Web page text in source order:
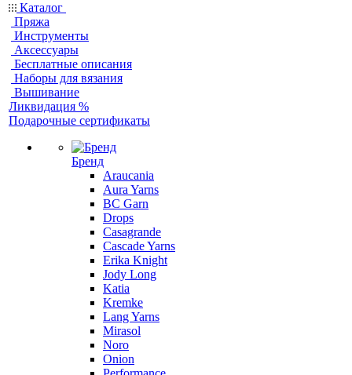
Каталог
Пряжа
Инструменты
Аксессуары
Бесплатные описания
Наборы для вязания
Вышивание
Ликвидация %
Подарочные сертификаты
Бренд
Araucania
Aura Yarns
BC Garn
Drops
Casagrande
Cascade Yarns
Erika Knight
Jody Long
Katia
Kremke
Lang Yarns
Mirasol
Noro
Onion